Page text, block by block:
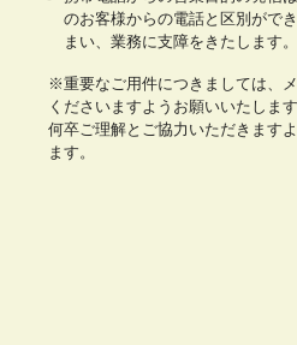
のお客様からの電話と区別がで
まい、業務に支障をきたします。
※重要なご用件につきましては、
くださいますようお願いいたします
何卒ご理解とご協力いただきます
ます。